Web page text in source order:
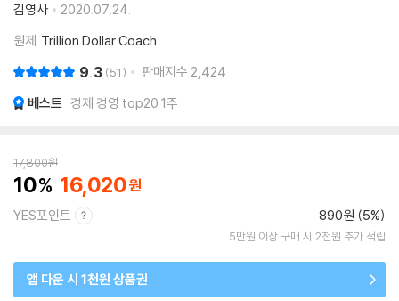
김영사
2020.07.24.
원제 Trillion Dollar Coach
9.3 51 판매지수 2,424
베스트 경제 경영 top20 1주
17,800원
10 16,020
YES포인트 890원 (5%)
5만원 이상 구매 시 2천원 추가 적립
앱 다운 시 1천원 상품권